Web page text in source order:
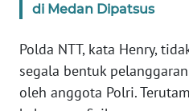
di Medan Dipatsus
Polda NTT, kata Henry,
segala bentuk
oleh anggota Polri.
JABAR
WN